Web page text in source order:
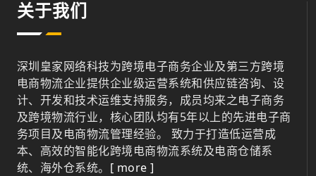
关于我们
深圳皇家网络科技为跨境电子商务企业及第三方跨境
电商物流企业提供企业级运营系统和供应链咨询、设
计、开发和技术运维支持服务，成员均来之电子商务
及跨境物流行业，核心团队均有5年以上的先进电子商
务项目及电商物流管理经验。 致力于打造低运营成
本、高效的智能化跨境电商物流系统及电商仓储系
统、海外仓系统。 [ more ]